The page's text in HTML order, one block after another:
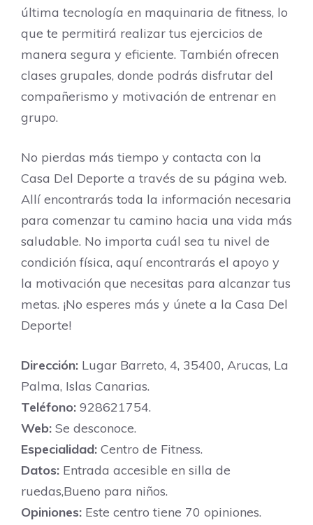
última tecnología en maquinaria de fitness, lo
que te permitirá realizar tus ejercicios de
manera segura y eficiente. También ofrecen
clases grupales, donde podrás disfrutar del
compañerismo y motivación de entrenar en
grupo.
No pierdas más tiempo y contacta con la
Casa Del Deporte a través de su página web.
Allí encontrarás toda la información necesaria
para comenzar tu camino hacia una vida más
saludable. No importa cuál sea tu nivel de
condición física, aquí encontrarás el apoyo y
la motivación que necesitas para alcanzar tus
metas. ¡No esperes más y únete a la Casa Del
Deporte!
Dirección: Lugar Barreto, 4, 35400, Arucas, La
Palma, Islas Canarias.
Teléfono: 928621754.
Web: Se desconoce.
Especialidad: Centro de Fitness.
Datos: Entrada accesible en silla de
ruedas,Bueno para niños.
Opiniones: Este centro tiene 70 opiniones.